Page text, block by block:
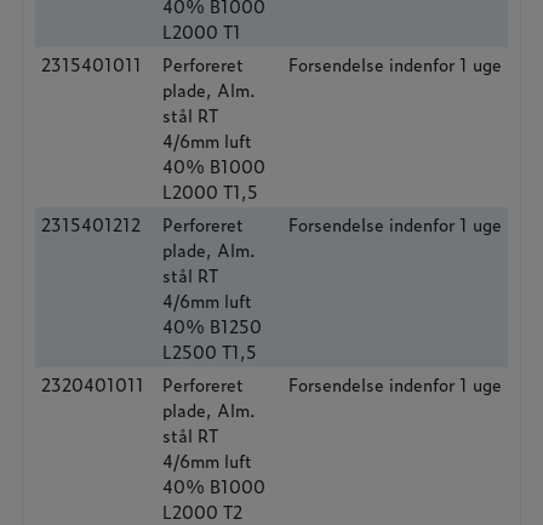
40% B1000
L2000 T1
2315401011
Perforeret
plade, Alm.
stål RT
4/6mm luft
40% B1000
L2000 T1,5
Forsendelse indenfor 1 uge
2315401212
Perforeret
plade, Alm.
stål RT
4/6mm luft
40% B1250
L2500 T1,5
Forsendelse indenfor 1 uge
2320401011
Perforeret
plade, Alm.
stål RT
4/6mm luft
40% B1000
L2000 T2
Forsendelse indenfor 1 uge